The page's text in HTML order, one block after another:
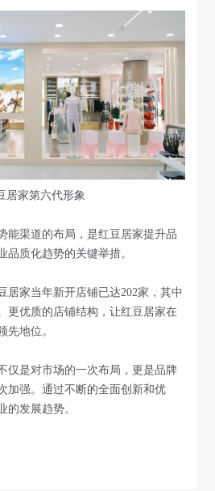
居家第六代形象
能渠道的布局，是红豆居家提升品
品质化趋势的关键举措。
居家当年新开店铺已达202家，其中
更优质的店铺结构，让红豆居家在
先地位。
仅是对市场的一次布局，更是品牌
加强。通过不断的全面创新和优
的发展趋势。